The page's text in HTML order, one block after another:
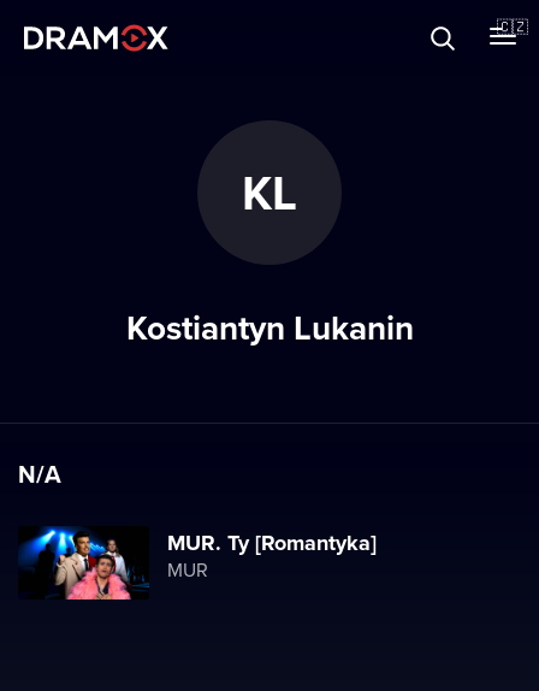
🇨🇿
KL
Kostiantyn Lukanin
N/A
MUR. Ty [Romantyka]
MUR